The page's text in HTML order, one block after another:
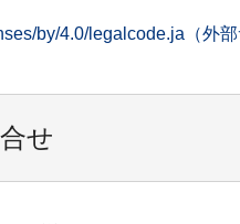
by/4.0/legalcode.ja（外部
せ